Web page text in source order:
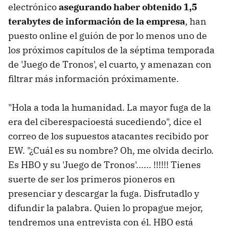
electrónicoasegurando haber obtenido 1,5
terabytes de información de la empresa, han
puesto online el guión de por lo menos uno de
los próximos capítulos de la séptima temporada
de 'Juego de Tronos', el cuarto, y amenazan con
filtrar más información próximamente.
"Hola a toda la humanidad. La mayor fuga de la
era del ciberespacioestá sucediendo", dice el
correo de los supuestos atacantes recibido por
EW. "¿Cuál es su nombre? Oh, me olvida decirlo.
Es HBO y su 'Juego de Tronos'...... !!!!!! Tienes
suerte de ser los primeros pioneros en
presenciar y descargar la fuga. Disfrutadlo y
difundir la palabra. Quien lo propague mejor,
tendremos una entrevista con él. HBO está